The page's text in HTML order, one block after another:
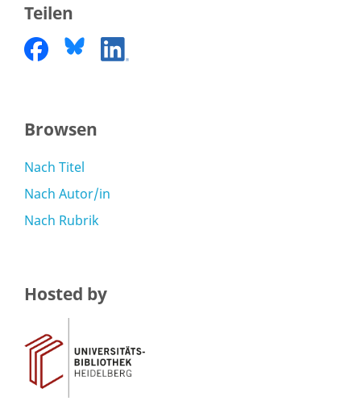
Teilen
Browsen
Nach Titel
Nach Autor/in
Nach Rubrik
Hosted by